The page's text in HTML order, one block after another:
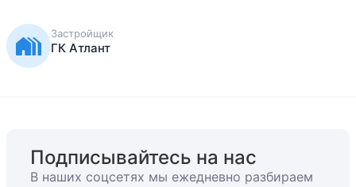
Застройщик
ГК Атлант
Подписывайтесь на нас
В наших соцсетях мы ежедневно разбираем